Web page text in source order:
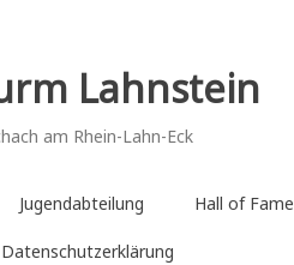
Lahnstein
am Rhein-Lahn-Eck
Jugendabteilung Hall of Fame
Datenschutzerklärung